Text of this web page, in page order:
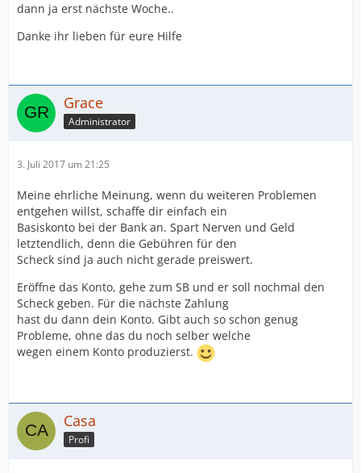
dann ja erst nächste Woche..
Danke ihr lieben für eure Hilfe
Grace
Administrator
3. Juli 2017 um 21:25
Meine ehrliche Meinung, wenn du weiteren Problemen
entgehen willst, schaffe dir einfach ein
Basiskonto bei der Bank an. Spart Nerven und Geld
letztendlich, denn die Gebühren für den
Scheck sind ja auch nicht gerade preiswert.
Eröffne das Konto, gehe zum SB und er soll nochmal den
Scheck geben. Für die nächste Zahlung
hast du dann dein Konto. Gibt auch so schon genug
Probleme, ohne das du noch selber welche
wegen einem Konto produzierst.
Casa
Profi